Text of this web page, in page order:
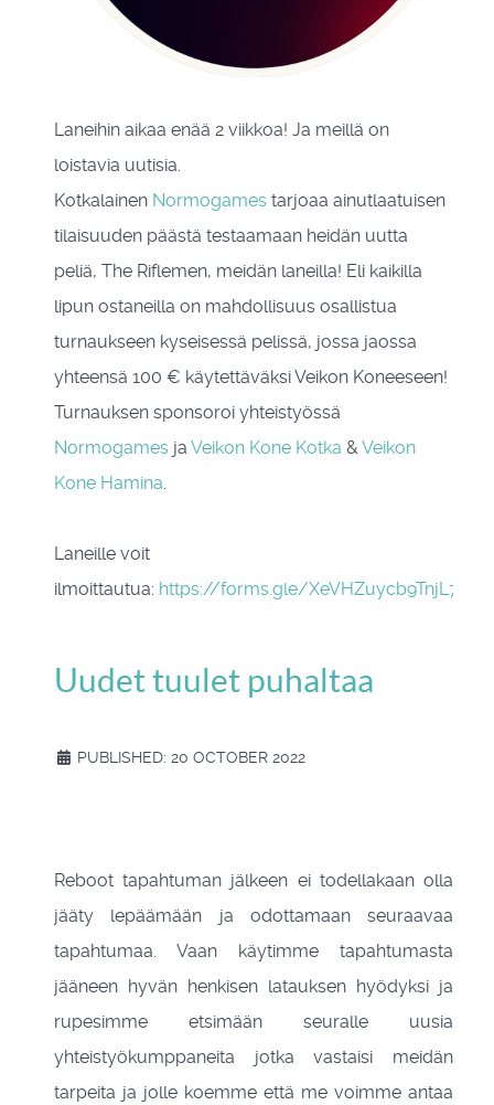
Laneihin aikaa enää 2 viikkoa! Ja meillä on
loistavia uutisia.
Kotkalainen Normogames tarjoaa ainutlaatuisen
tilaisuuden päästä testaamaan heidän uutta
peliä, The Riflemen, meidän laneilla! Eli kaikilla
lipun ostaneilla on mahdollisuus osallistua
turnaukseen kyseisessä pelissä, jossa jaossa
yhteensä 100 € käytettäväksi Veikon Koneeseen!
Turnauksen sponsoroi yhteistyössä
Normogames ja Veikon Kone Kotka &Veikon
Kone Hamina.
Laneille voit
ilmoittautua: https://forms.gle/XeVHZuycb9TnjL7UA
Uudet tuulet puhaltaa
PUBLISHED: 20 OCTOBER 2022
Reboot tapahtuman jälkeen ei todellakaan olla
jääty lepäämään ja odottamaan seuraavaa
tapahtumaa. Vaan käytimme tapahtumasta
jääneen hyvän henkisen latauksen hyödyksi ja
rupesimme etsimään seuralle uusia
yhteistyökumppaneita jotka vastaisi meidän
tarpeita ja jolle koemme että me voimme antaa